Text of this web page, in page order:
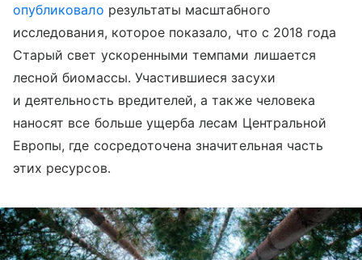
опубликовало результаты масштабного
исследования, которое показало, что с 2018 года
Старый свет ускоренными темпами лишается
лесной биомассы. Участившиеся засухи
и деятельность вредителей, а также человека
наносят все больше ущерба лесам Центральной
Европы, где сосредоточена значительная часть
этих ресурсов.